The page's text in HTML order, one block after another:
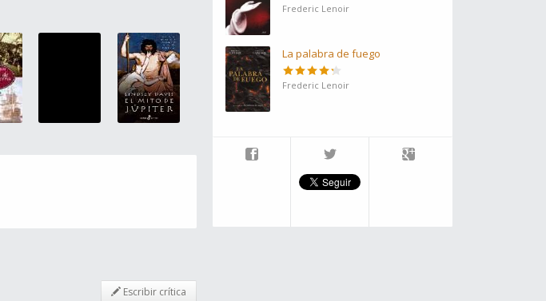
Escribir crítica
Frederic Lenoir
La palabra de fuego
Frederic Lenoir